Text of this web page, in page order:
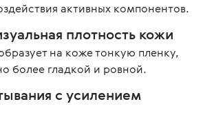
активных компонентов.
плотность кожи
на коже тонкую пленку,
более гладкой и ровной.
с усилением